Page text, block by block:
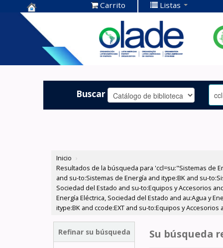
Centro de
Documentación
OLADE -
Carrito Listas
Buscar
Inicio ›
Resultados de la búsqueda para 'ccl=su:"Sistemas de
and su-to:Sistemas de Energía and itype:BK and su-
Sociedad del Estado and su-to:Equipos y Accesorios
Energía Eléctrica, Sociedad del Estado and au:Agua y
itype:BK and ccode:EXT and su-to:Equipos y Accesorios
Refinar su búsqueda Su búsqueda